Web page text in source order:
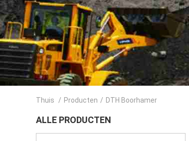
Thuis / Producten / DTH Boorhamer
ALLE PRODUCTEN